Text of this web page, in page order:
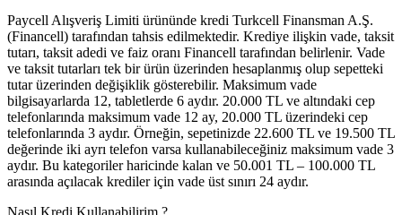
Paycell Alışveriş Limiti ürününde kredi Turkcell Finansman A.Ş.
(Financell) tarafından tahsis edilmektedir. Krediye ilişkin vade, taksit
tutarı, taksit adedi ve faiz oranı Financell tarafından belirlenir. Vade
ve taksit tutarları tek bir ürün üzerinden hesaplanmış olup sepetteki
tutar üzerinden değişiklik gösterebilir. Maksimum vade
bilgisayarlarda 12, tabletlerde 6 aydır. 20.000 TL ve altındaki cep
telefonlarında maksimum vade 12 ay, 20.000 TL üzerindeki cep
telefonlarında 3 aydır. Örneğin, sepetinizde 22.600 TL ve 19.500 TL
değerinde iki ayrı telefon varsa kullanabileceğiniz maksimum vade 3
aydır. Bu kategoriler haricinde kalan ve 50.001 TL – 100.000 TL
arasında açılacak krediler için vade üst sınırı 24 aydır.